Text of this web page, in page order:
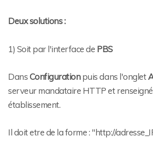
Deux solutions :
1) Soit par l'interface de PBS
DansConfigurationpuis dans l'onglet
serveur mandataire HTTP et
établissement.
Il doit etre de la forme : "http://